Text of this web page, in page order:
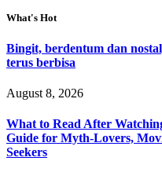
What's Hot
Bingit, berdentum dan
terus berbisa
August 8, 2026
What to Read After
Guide for Myth-Lovers,
Seekers